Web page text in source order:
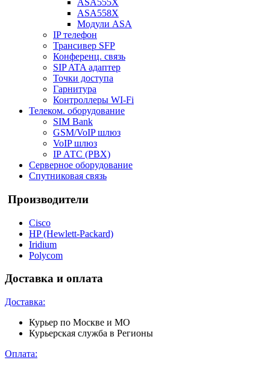
ASA555X
ASA558X
Модули ASA
IP телефон
Трансивер SFP
Конференц. связь
SIP ATA адаптер
Точки доступа
Гарнитура
Контроллеры WI-Fi
Телеком. оборудование
SIM Bank
GSM/VoIP шлюз
VoIP шлюз
IP АТС (PBX)
Серверное оборудование
Спутниковая связь
Производители
Cisco
HP (Hewlett-Packard)
Iridium
Polycom
Доставка и оплата
Доставка:
Курьер по Москве и МО
Курьерская служба в Регионы
Оплата: